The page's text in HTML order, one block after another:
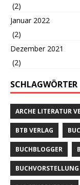
(2)
Januar 2022
(2)
Dezember 2021
(2)
SCHLAGWÖRTER
ARCHE LITERATUR
BTB VERLAG
BUCHBLOGGER
BUCHVORSTELLUNG